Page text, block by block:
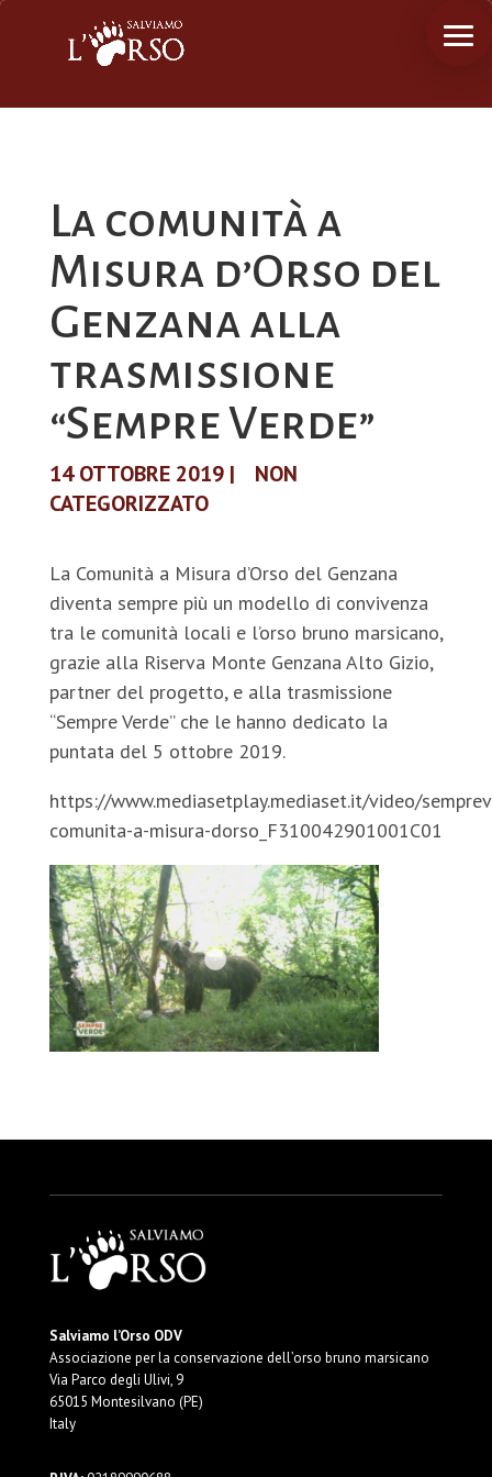
La comunità a
Misura d’Orso del
Genzana alla
trasmissione
“Sempre Verde”
14 OTTOBRE 2019|
NON
CATEGORIZZATO
La Comunità a Misura d’Orso del Genzana
diventa sempre più un modello di convivenza
tra le comunità locali e l’orso bruno marsicano,
grazie alla Riserva Monte Genzana Alto Gizio,
partner del progetto, e alla trasmissione
“Sempre Verde” che le hanno dedicato la
puntata del 5 ottobre 2019.
https://www.mediasetplay.mediaset.it/video/
comunita-a-misura-dorso_F310042901001C01
Salviamo l’Orso ODV
Associazione per la conservazione dell’orso bruno marsicano
Via Parco degli Ulivi, 9
65015 Montesilvano (PE)
Italy